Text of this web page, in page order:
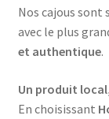
Nos cajous
avec le plus
et authentique.
Un produit
En choisissant